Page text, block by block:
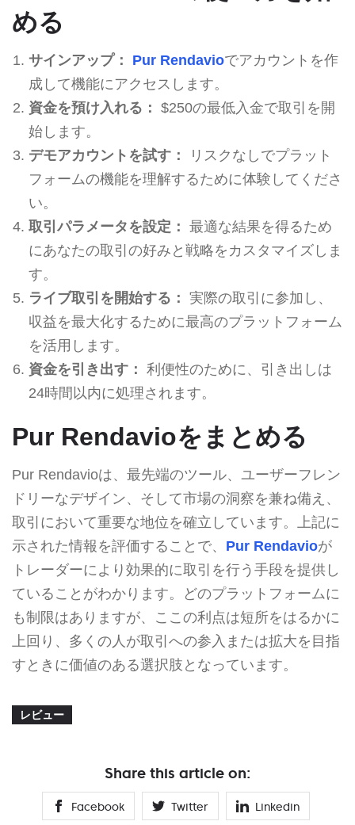
める
サインアップ： Pur Rendavioでアカウントを作
成して機能にアクセスします。
資金を預け入れる： $250の最低入金で取引を開
始します。
デモアカウントを試す：
リスクなしでプラット
フォームの機能を理解するために体験してくださ
い。
取引パラメータを設定： 最適な結果を得るため
にあなたの取引の好みと戦略をカスタマイズしま
す。
ライブ取引を開始する： 実際の取引に参加し、
収益を最大化するために最高のプラットフォーム
を活用します。
資金を引き出す： 利便性のために、引き出しは
24時間以内に処理されます。
Pur Rendavioをまとめる
Pur Rendavioは、最先端のツール、ユーザーフレン
ドリーなデザイン、そして市場の洞察を兼ね備え、
取引において重要な地位を確立しています。上記に
示された情報を評価することで、 Pur Rendavioが
トレーダーにより効果的に取引を行う手段を提供し
ていることがわかります。どのプラットフォームに
も制限はありますが、ここの利点は短所をはるかに
上回り、多くの人が取引への参入または拡大を目指
すときに価値のある選択肢となっています。
レビュー
Share this article on:
Facebook Twitter Linkedin